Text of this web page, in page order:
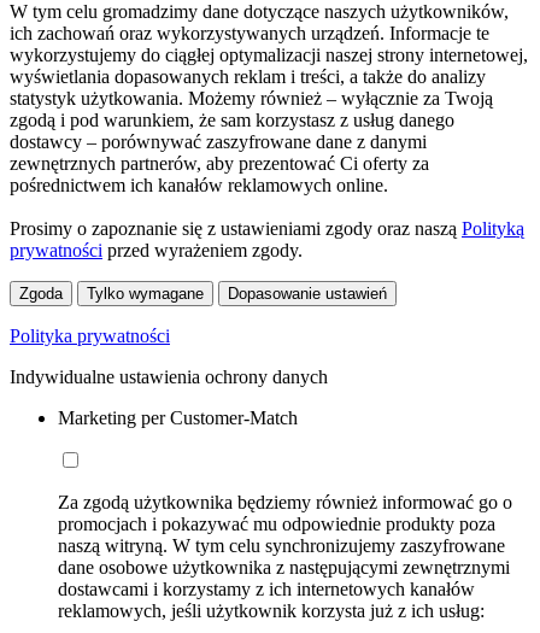
W tym celu gromadzimy dane dotyczące naszych użytkowników,
ich zachowań oraz wykorzystywanych urządzeń. Informacje te
wykorzystujemy do ciągłej optymalizacji naszej strony internetowej,
wyświetlania dopasowanych reklam i treści, a także do analizy
statystyk użytkowania. Możemy również – wyłącznie za Twoją
zgodą i pod warunkiem, że sam korzystasz z usług danego
dostawcy – porównywać zaszyfrowane dane z danymi
zewnętrznych partnerów, aby prezentować Ci oferty za
pośrednictwem ich kanałów reklamowych online.
Prosimy o zapoznanie się z ustawieniami zgody oraz naszą Polityką
prywatności przed wyrażeniem zgody.
Zgoda Tylko wymagane Dopasowanie ustawień
Polityka prywatności
Indywidualne ustawienia ochrony danych
Marketing per Customer-Match
Za zgodą użytkownika będziemy również informować go o
promocjach i pokazywać mu odpowiednie produkty poza
naszą witryną. W tym celu synchronizujemy zaszyfrowane
dane osobowe użytkownika z następującymi zewnętrznymi
dostawcami i korzystamy z ich internetowych kanałów
reklamowych, jeśli użytkownik korzysta już z ich usług: